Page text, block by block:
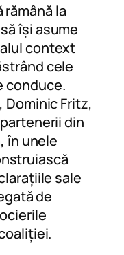
rămână la
își asume
context
cele
conduce.
Fritz,
din
în unele
sale
de